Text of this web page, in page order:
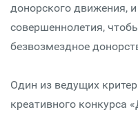
донорского движения,
совершеннолетия,
безвозмездное
Один из ведущих
креативного конкурса